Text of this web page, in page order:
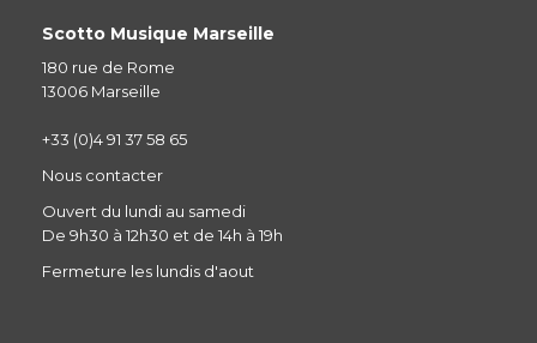
Scotto Musique Marseille
180 rue de Rome
13006 Marseille
+33 (0)4 91 37 58 65
Nous contacter
Ouvert du lundi au samedi
De 9h30 à 12h30 et de 14h à 19h
Fermeture les lundis d'aout